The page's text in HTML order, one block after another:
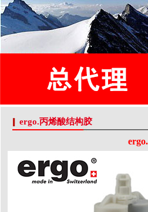
ergo.丙烯酸结构胶